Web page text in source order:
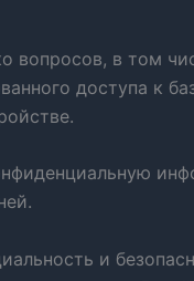
вопросов, в том
доступа к
и